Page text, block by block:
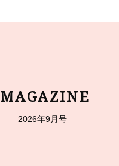
MAGAZINE
2026年9月号